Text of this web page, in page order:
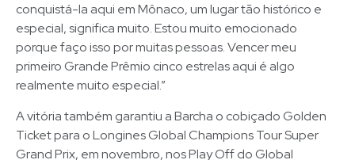
conquistá-la aqui em Mônaco, um lugar tão histórico e
especial, significa muito. Estou muito emocionado
porque faço isso por muitas pessoas. Vencer meu
primeiro Grande Prêmio cinco estrelas aqui é algo
realmente muito especial.”
A vitória também garantiu a Barcha o cobiçado Golden
Ticket para o Longines Global Champions Tour Super
Grand Prix, em novembro, nos Play Off do Global